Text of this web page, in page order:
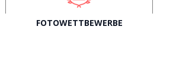
FOTOWETTBEWERBE